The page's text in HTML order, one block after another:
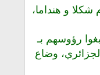
شكلا و هنداما،
رؤوسهم بـ
وضاع